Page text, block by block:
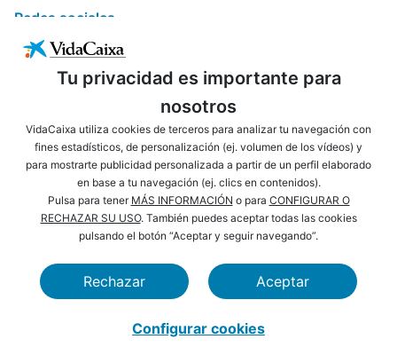
Tu privacidad es importante para
nosotros
VidaCaixa utiliza cookies de terceros para analizar tu navegación con
fines estadísticos, de personalización (ej. volumen de los vídeos) y
para mostrarte publicidad personalizada a partir de un perfil elaborado
en base a tu navegación (ej. clics en contenidos).
Pulsa para tener MÁS INFORMACIÓN o para CONFIGURAR O
RECHAZAR SU USO. También puedes aceptar todas las cookies
pulsando el botón “Aceptar y seguir navegando”.
Configurar cookies
Rechazar Aceptar
Redes sociales
ENLACES DE INTERÉS AVISO LEGAL
PRIVACIDAD POLÍTICA DE COOKIES
MAPA WEB ACCESIBILIDAD
CAIXABANK FUNDACIÓN LA CAIXA
VidaCaixa S. A. U. Sociedad Unipersonal 2026.